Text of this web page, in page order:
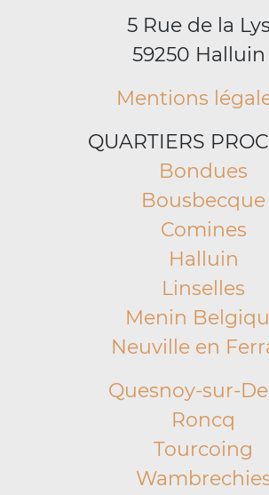
5 Rue de la Lys
59250 Halluin
Mentions
QUARTIERS
Bondues
Bousbecque
Comines
Halluin
Linselles
Menin
Neuville en
Quesnoy-sur-
Roncq
Tourcoing